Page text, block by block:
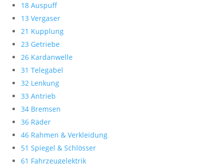
18 Auspuff
13 Vergaser
21 Kupplung
23 Getriebe
26 Kardanwelle
31 Telegabel
32 Lenkung
33 Antrieb
34 Bremsen
36 Räder
46 Rahmen & Verkleidung
51 Spiegel & Schlösser
61 Fahrzeugelektrik